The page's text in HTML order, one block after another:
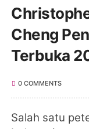
Cheng
Terbuka
0 COMMENTS
Salah satu